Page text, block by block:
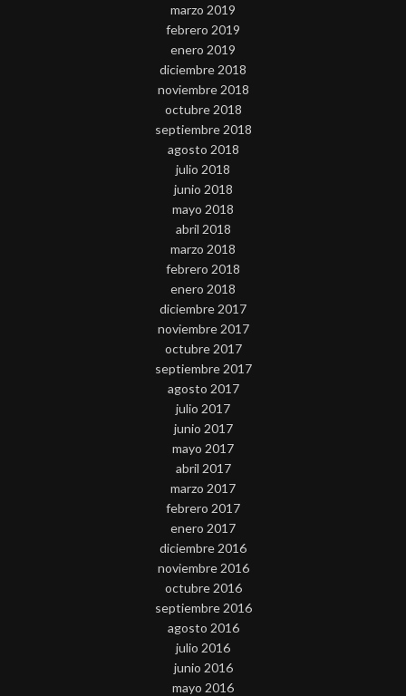
marzo 2019
febrero 2019
enero 2019
diciembre 2018
noviembre 2018
octubre 2018
septiembre 2018
agosto 2018
julio 2018
junio 2018
mayo 2018
abril 2018
marzo 2018
febrero 2018
enero 2018
diciembre 2017
noviembre 2017
octubre 2017
septiembre 2017
agosto 2017
julio 2017
junio 2017
mayo 2017
abril 2017
marzo 2017
febrero 2017
enero 2017
diciembre 2016
noviembre 2016
octubre 2016
septiembre 2016
agosto 2016
julio 2016
junio 2016
mayo 2016